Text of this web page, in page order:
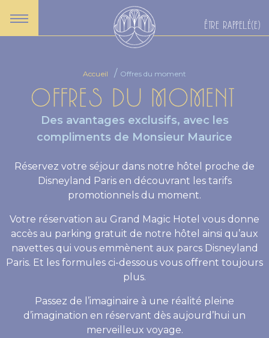
ÊTRE RAPPELÉ(E)
Accueil Offres du moment
OFFRES DU MOMENT
Des avantages exclusifs, avec les
compliments de Monsieur Maurice
Réservez votre séjour dans notre hôtel proche de
Disneyland Paris en découvrant les tarifs
promotionnels du moment.
Votre réservation au Grand Magic Hotel vous donne
accès au parking gratuit de notre hôtel ainsi qu’aux
navettes qui vous emmènent aux parcs Disneyland
Paris. Et les formules ci-dessous vous offrent toujours
plus.
Passez de l’imaginaire à une réalité pleine
d’imagination en réservant dès aujourd’hui un
merveilleux voyage.